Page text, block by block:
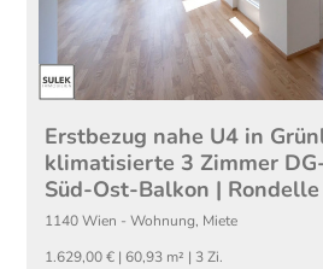
Erstbezug nahe U4 in
klimatisierte 3 Zimmer
Süd-Ost-Balkon |
1140 Wien -Wohnung, Miete
1.629,00 € | 60,93 m² | 3 Zi.